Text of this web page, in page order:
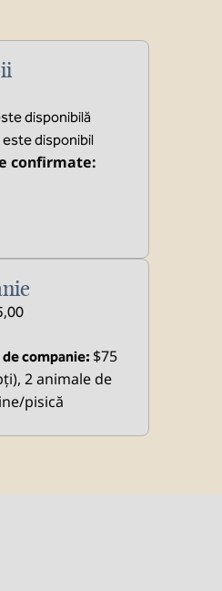
disponibilă
este disponibil
confirmate:
companie: $75
2 animale de
pisică